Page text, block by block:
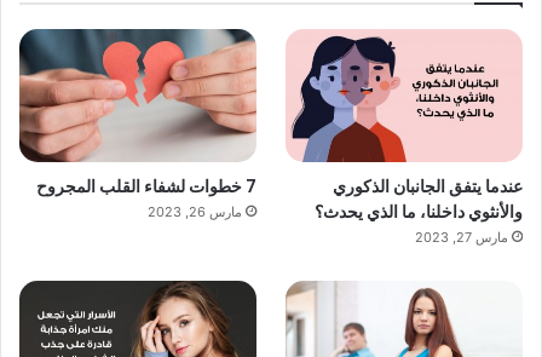
عندما يتفق الجانبان الذكوري
والأنثوي داخلنا، ما الذي يحدث؟
مارس 27, 2023
7 خطوات لشفاء القلب المجروح
مارس 26, 2023